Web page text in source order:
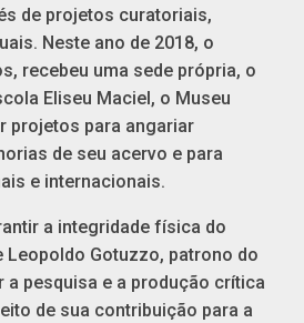
de projetos curatoriais,
Neste ano de 2018, o
recebeu uma sede própria, o
Eliseu Maciel, o Museu
projetos para angariar
de seu acervo e para
e internacionais.
a integridade física do
Leopoldo Gotuzzo, patrono do
a pesquisa e a produção crítica
de sua contribuição para a